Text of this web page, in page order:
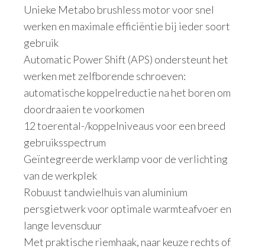
Unieke Metabo brushless motor voor snel
werken en maximale efficiëntie bij ieder soort
gebruik
Automatic Power Shift (APS) ondersteunt het
werken met zelfborende schroeven:
automatische koppelreductie na het boren om
doordraaien te voorkomen
12 toerental-/koppelniveaus voor een breed
gebruiksspectrum
Geïntegreerde werklamp voor de verlichting
van de werkplek
Robuust tandwielhuis van aluminium
persgietwerk voor optimale warmteafvoer en
lange levensduur
Met praktische riemhaak, naar keuze rechts of